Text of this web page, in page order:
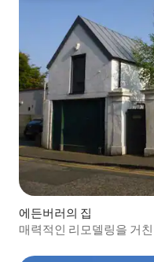
에든버러의 집
매력적인 리모델링을 거